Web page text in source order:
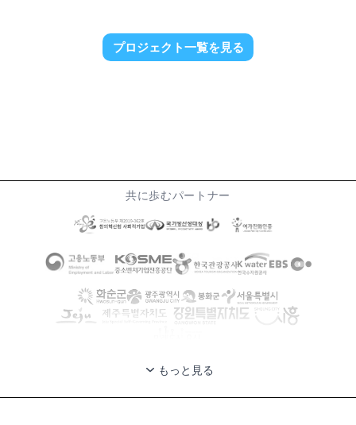
プロジェクト一覧を見る
共に歩むパートナー
もっと見る